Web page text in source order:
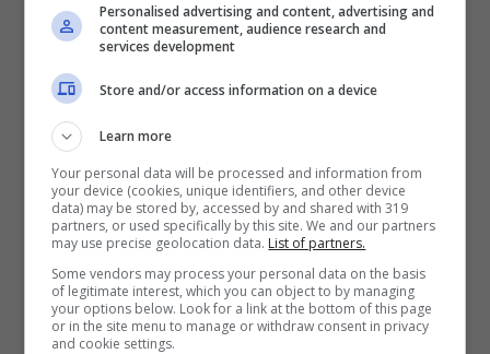
Google ha annunciato un nuovo sistema di
protezione per quanto concerne le chiamate
spam o indesiderate, questo è supportato dalla
sezione Voice del motore di ricerca. Questo
servizio telefonico permette di mandare
messaggi di testo o vocali, telefonare ed avere
relazioni nazionali ed internazionali in
brevissimo tempo solo per quelle persone che
posseggono un account Google.
Personalised advertising and content, advertising and
content measurement, audience research and
services development
Store and/or access information on a device
Learn more
Your personal data will be processed and information from
your device (cookies, unique identifiers, and other device
data) may be stored by, accessed by and shared with 319
partners, or used specifically by this site. We and our partners
may use precise geolocation data. List of partners.
Some vendors may process your personal data on the basis
of legitimate interest, which you can object to by managing
your options below. Look for a link at the bottom of this page
or in the site menu to manage or withdraw consent in privacy
and cookie settings.